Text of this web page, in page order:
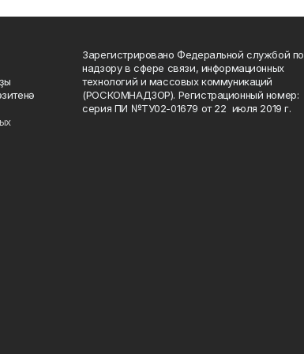
Зарегистрировано Федеральной службой по
надзору в сфере связи, информационных
технологий и массовых коммуникаций
(РОСКОМНАДЗОР). Регистрационный номер:
серия ПИ №ТУ02-01679 от 22 июля 2019 г.